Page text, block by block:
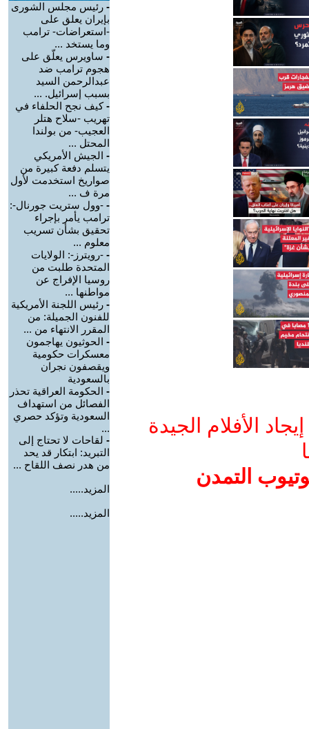
الأفلام الجيدة
التمدن
- رئيس مجلس الشورى
بإيران يعلق على
-استعراضات- ترامب
وما يستخد ...
- ساويرس يعلّق على
هجوم ترامب ضد
عبدالرحمن السيد
بسبب إسرائيل. ...
-كيف نجح الحلفاء في
تهريب -سلاح هتلر
العجيب- من بولندا
المحتل ...
- الجيش الأمريكي
يتسلم دفعة كبيرة من
صواريخ استخدمت لأول
مرة ف ...
- -وول ستريت جورنال-:
ترامب يأمر بإجراء
تحقيق بشأن تسريب
معلوم ...
- -رويترز-: الولايات
المتحدة طلبت من
روسيا الإفراج عن
مواطنها ...
- رئيس اللجنة الأمريكية
للفنون الجميلة: من
المقرر الانتهاء من ...
- الحوثيون يهاجمون
معسكرات حكومية
ويقصفون نجران
بالسعودية
- الحكومة العراقية تحذر
الفصائل من استهداف
السعودية وتؤكد حصري
...
- لقاحات لا تحتاج إلى
التبريد: ابتكار قد يحد
من هدر نصف اللقاح ...
المزيد.....
المزيد.....